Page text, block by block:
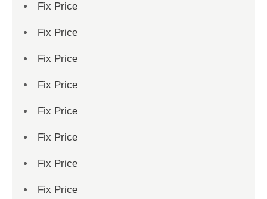
Fix Price
Fix Price
Fix Price
Fix Price
Fix Price
Fix Price
Fix Price
Fix Price